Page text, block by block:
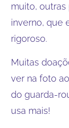
muito,
inverno, que
rigoroso.
Muitas
ver na foto
do guarda-
usa mais!